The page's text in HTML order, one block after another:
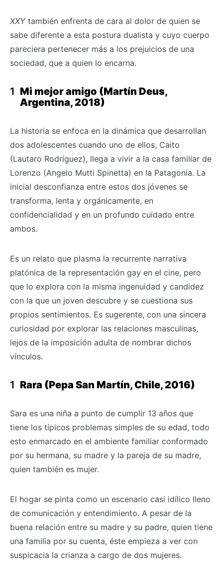
XXY también enfrenta de cara al dolor de quien se
sabe diferente a esta postura dualista y cuyo cuerpo
pareciera pertenecer más a los prejuicios de una
sociedad, que a quien lo encarna.
Mi mejor amigo (Martín Deus,
Argentina, 2018)
La historia se enfoca en la dinámica que desarrollan
dos adolescentes cuando uno de ellos, Caito
(Lautaro Rodríguez), llega a vivir a la casa familiar de
Lorenzo (Angelo Mutti Spinetta) en la Patagonia. La
inicial desconfianza entre estos dos jóvenes se
transforma, lenta y orgánicamente, en
confidencialidad y en un profundo cuidado entre
ambos.
Es un relato que plasma la recurrente narrativa
platónica de la representación gay en el cine, pero
que lo explora con la misma ingenuidad y candidez
con la que un joven descubre y se cuestiona sus
propios sentimientos. Es sugerente, con una sincera
curiosidad por explorar las relaciones masculinas,
lejos de la imposición adulta de nombrar dichos
vínculos.
Rara (Pepa San Martín, Chile, 2016)
Sara es una niña a punto de cumplir 13 años que
tiene los típicos problemas simples de su edad, todo
esto enmarcado en el ambiente familiar conformado
por su hermana, su madre y la pareja de su madre,
quien también es mujer.
El hogar se pinta como un escenario casi idílico lleno
de comunicación y entendimiento. A pesar de la
buena relación entre su madre y su padre, quien tiene
una familia por su cuenta, éste empieza a ver con
suspicacia la crianza a cargo de dos mujeres.